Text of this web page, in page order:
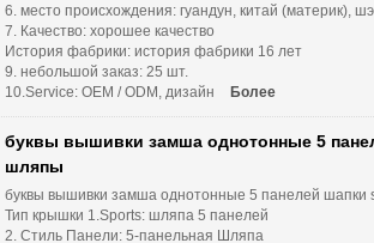
6. место происхождения: гуандун, китай (материк),
7. Качество: хорошее качество
История фабрики: история фабрики 16 лет
9. небольшой заказ: 25 шт.
10.Service: OEM / ODM, дизайн
Более
буквы вышивки замша однотонные 5
шляпы
буквы вышивки замша однотонные 5 панелей шапки
Тип крышки 1.Sports: шляпа 5 панелей
2. Стиль Панели: 5-панельная Шляпа